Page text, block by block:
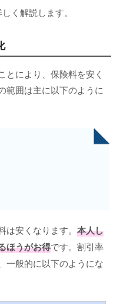
く解説します。
とにより、保険料を安く
範囲は主に以下のように
安くなります。 本人し
ほうがお得です。割引率
一般的に以下のようにな